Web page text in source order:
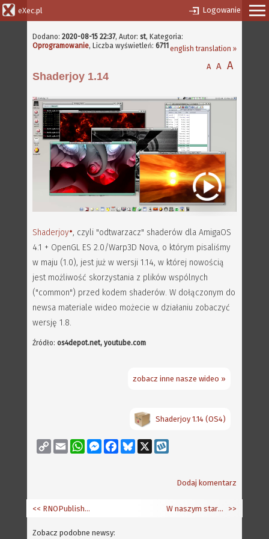
eXec.pl Logowanie
Dodano: 2020-08-15 22:37, Autor: st, Kategoria:
Oprogramowanie, Liczba wyświetleń: 6711 english translation »
A A A
Shaderjoy 1.14
Shaderjoy , czyli "odtwarzacz" shaderów dla AmigaOS
4.1 + OpenGL ES 2.0/Warp3D Nova, o którym pisaliśmy
w maju (1.0), jest już w wersji 1.14, w której nowością
jest możliwość skorzystania z plików wspólnych
("common") przed kodem shaderów. W dołączonym do
newsa materiale wideo możecie w działaniu zobaczyć
wersję 1.8.
Źródło: os4depot.net, youtube.com
zobacz inne nasze wideo »
Shaderjoy 1.14 (OS4)
Copy
Link
Email WhatsAppMessenger
FacebookBluesky
Dodaj komentarz
W naszym starym świecie Apple wybrało ARMy >>
<< RNOPublisher 1.0
Zobacz podobne newsy: